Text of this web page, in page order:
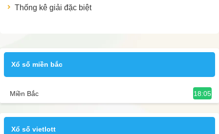
Thống kê giải đặc biệt
Xổ số miền bắc
Miền Bắc 18:05
Xổ số vietlott